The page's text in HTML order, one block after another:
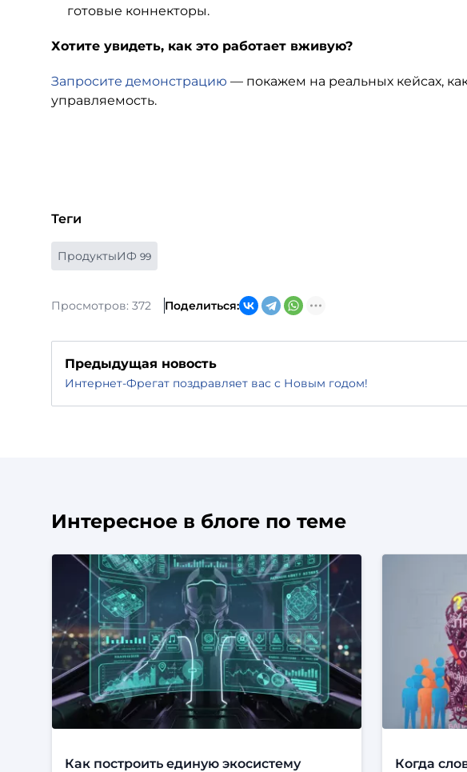
готовые коннекторы.
Хотите увидеть, как это работает вживую?
Запросите демонстрацию — покажем на реальных кейсах,
управляемость.
Теги
ПродуктыИФ 99
Просмотров: 372 Поделиться:
Предыдущая новость
Интернет-Фрегат поздравляет вас с Новым годом!
Интересное в блоге по теме
Как построить единую экосистему
Когда